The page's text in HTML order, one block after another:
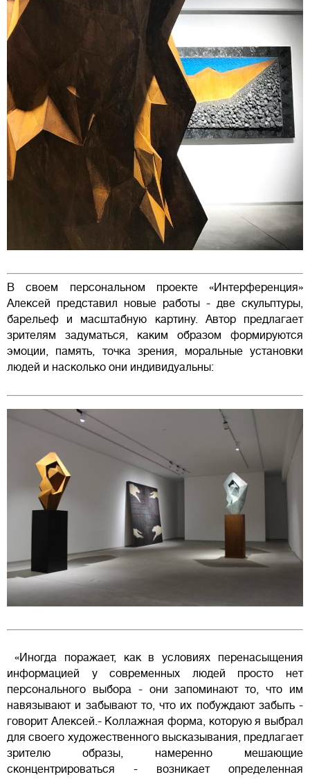
В своем персональном проекте «Интерференция»
Алексей представил новые работы - две скульптуры,
барельеф и масштабную картину. Автор предлагает
зрителям задуматься, каким образом формируются
эмоции, память, точка зрения, моральные установки
людей и насколько они индивидуальны:
«Иногда поражает, как в условиях перенасыщения
информацией у современных людей просто нет
персонального выбора - они запоминают то, что им
навязывают и забывают то, что их побуждают забыть -
говорит Алексей.- Коллажная форма, которую я выбрал
для своего художественного высказывания, предлагает
зрителю образы, намеренно мешающие
сконцентрироваться - возникает определенная